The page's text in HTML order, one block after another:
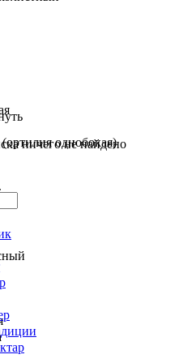
однобокая)
ничего не найдено